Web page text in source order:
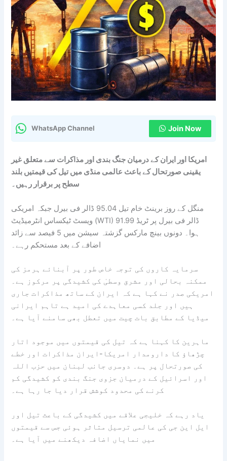
WhatsApp Channel Join Now
امریکا اور ایران کے درمیان جنگ بندی اور مذاکرات سے متعلق غیر
یقینی صورتحال کے باعث عالمی منڈی میں تیل کی قیمتیں بلند
سطح پر برقرار رہیں۔
منگل کے روز برینٹ خام تیل 95.04 ڈالر فی بیرل جبکہ امریکی
ویسٹ ٹیکساس انٹرمیڈیٹ (WTI) 91.99 ڈالر فی بیرل پر ٹریڈ
ہوا۔ دونوں بینچ مارکس گزشتہ سیشن میں 5 فیصد سے زائد
اضافے کے بعد مستحکم رہے۔
سرمایہ کاروں کی توجہ خاص طور پر آبنائے ہرمز کی
ممکنہ بحالی اور مشرق وسطیٰ کی کشیدگی پر مرکوز ہے۔
امریکی صدر نے کہا ہے کہ ایران کے ساتھ مذاکرات جاری
ہیں اور جلد کسی معاہدے کی امید ہے تاہم ایرانی
میڈیا کے مطابق بات چیت میں تعطل بھی سامنے آیا ہے۔
ماہرین کا کہنا ہے کہ تیل کی قیمتوں میں موجود اتار
چڑھاؤ کا دارومدار امریکا-ایران مذاکرات اور خطے
کی صورتحال پر ہے۔ دوسری جانب لبنان میں حزب اللہ
اور اسرائیل کے درمیان جزوی جنگ بندی کو کشیدگی کم
کرنے کی محدود کوشش قرار دیا جا رہا ہے۔
یاد رہے کہ خلیجی علاقے میں کشیدگی کے باعث تیل اور
ایل این جی کی عالمی ترسیل متاثر ہوئی جس سے قیمتوں
میں نمایاں اضافہ دیکھنے میں آیا ہے۔